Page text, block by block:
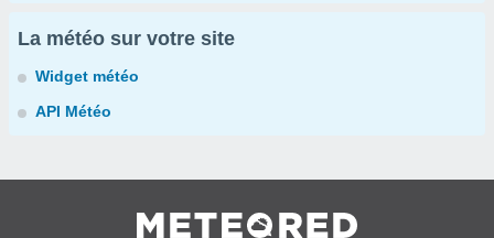
La météo sur votre site
Widget météo
API Météo